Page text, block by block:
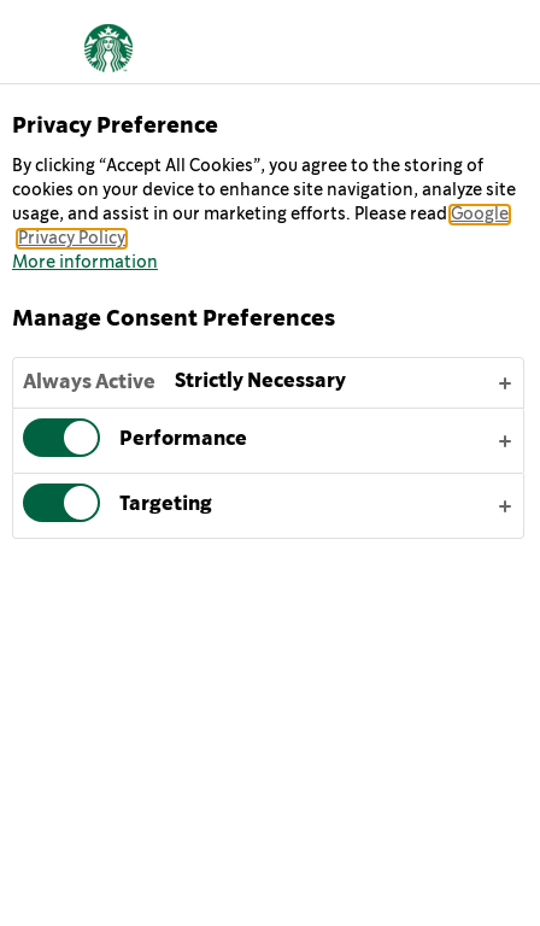
DOUBLESHOT®
ESPRESSO
ومضاعفتان من قهوة الإسبريسو المميزة مع الحليب الكريمي
الإنسيابي. تناول جرعة مضاعفة في أي وقت تحتاج فيه إلى دفعة
سريعة، إنها مثالية لبدء يومك أو للحفاظ على نشاطك خلال الأيام
لتستمتع بأفضل مذاق لقهوة Starbucks Doubleshot®
Espresso المثلجة اللذيذة، تُقدم مُبَرَّدة أو مع قطع ثلج، وتُرجَ
Privacy Preference
By clicking “Accept All Cookies”, you agree to the storing of
cookies on your device to enhance site navigation, analyze site
usage, and assist in our marketing efforts. Please read Google
Privacy Policy
More information
Manage Consent Preferences
Strictly Necessary
Always Active
Performance
Targeting